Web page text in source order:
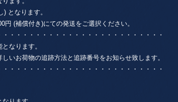
となります。
(補償付き)にての発送をご選択ください。
・・・・・・・・・・・・・・・・・・・・・・・・
なります。
いお荷物の追跡方法と追跡番号をお知らせ致します。
・・・・・・・・・・・・・・・・・・・・・・・・